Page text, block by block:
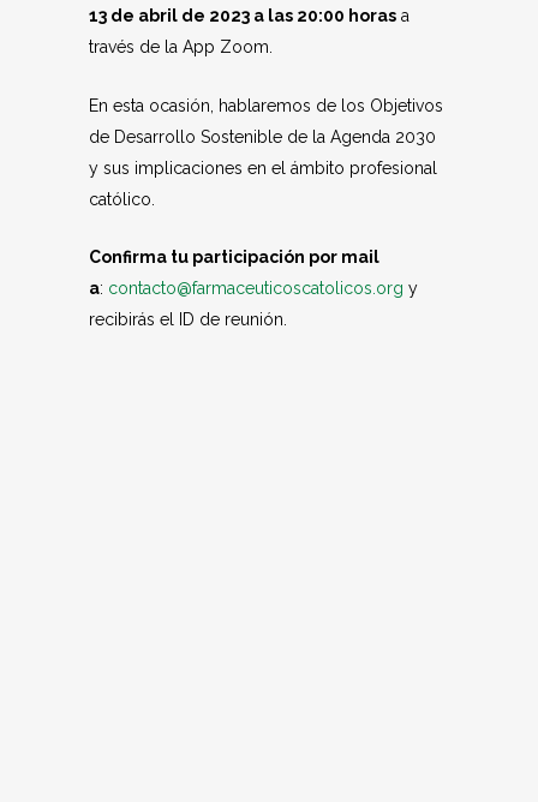
13 de abril de 2023 a las 20:00 horas a
través de la App Zoom.
En esta ocasión, hablaremos de los Objetivos
de Desarrollo Sostenible de la Agenda 2030
y sus implicaciones en el ámbito profesional
católico.
Confirma tu participación por mail
a: contacto@farmaceuticoscatolicos.org y
recibirás el ID de reunión.